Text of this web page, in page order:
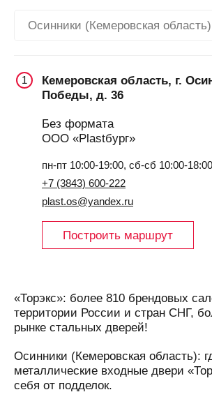
Осинники (Кемеровская область)
1
Кемеровская область, г.
Победы, д. 36
Без формата
ООО «Plastбург»
пн-пт 10:00-19:00, сб-сб 10:00-18:00
+7 (3843) 600-222
plast.os@yandex.ru
Построить маршрут
«Торэкс»: более 810 брендовых
территории России и стран СНГ,
рынке стальных дверей!
Осинники (Кемеровская область):
металлические входные двери
себя от подделок.